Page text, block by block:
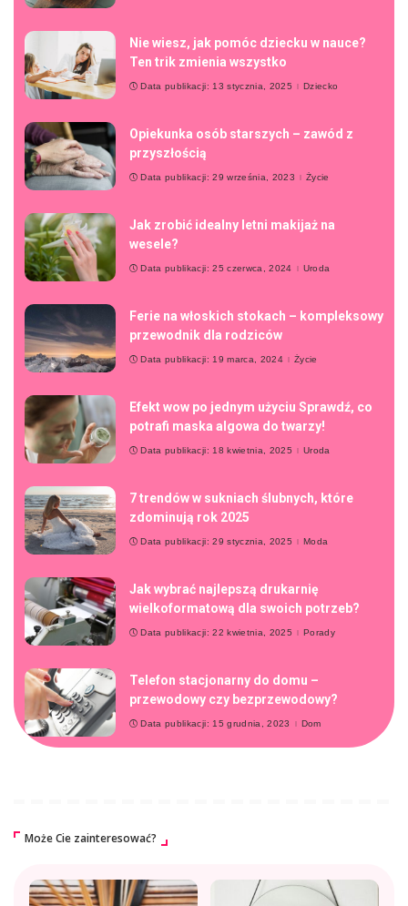
Nie wiesz, jak pomóc dziecku w nauce?
Ten trik zmienia wszystko
Data publikacji: 13 stycznia, 2025 Dziecko
Opiekunka osób starszych – zawód z
przyszłością
Data publikacji: 29 września, 2023 Życie
Jak zrobić idealny letni makijaż na
wesele?
Data publikacji: 25 czerwca, 2024 Uroda
Ferie na włoskich stokach – kompleksowy
przewodnik dla rodziców
Data publikacji: 19 marca, 2024 Życie
Efekt wow po jednym użyciu Sprawdź, co
potrafi maska algowa do twarzy!
Data publikacji: 18 kwietnia, 2025 Uroda
7 trendów w sukniach ślubnych, które
zdominują rok 2025
Data publikacji: 29 stycznia, 2025 Moda
Jak wybrać najlepszą drukarnię
wielkoformatową dla swoich potrzeb?
Data publikacji: 22 kwietnia, 2025 Porady
Telefon stacjonarny do domu –
przewodowy czy bezprzewodowy?
Data publikacji: 15 grudnia, 2023 Dom
Może Cie zainteresować?